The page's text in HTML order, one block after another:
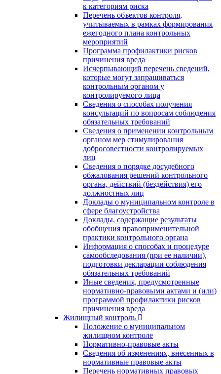
к категориям риска
Перечень объектов контроля,
учитываемых в рамках формирования
ежегодного плана контрольных
мероприятий
Программа профилактики рисков
причинения вреда
Исчерпывающий перечень сведений,
которые могут запрашиваться
контрольным органом у
контролируемого лица
Сведения о способах получения
консультаций по вопросам соблюдения
обязательных требований
Сведения о применении контрольным
органом мер стимулирования
добросовестности контролируемых
лиц
Сведения о порядке досудебного
обжалования решений контрольного
органа, действий (бездействия) его
должностных лиц
Доклады о муниципальном контроле в
сфере благоустройства
Доклады, содержащие результаты
обобщения правоприменительной
практики контрольного органа
Информация о способах и процедуре
самообследования (при ее наличии),
подготовки декларации соблюдения
обязательных требований
Иные сведения, предусмотренные
нормативно-правовыми актами и (или)
программой профилактики рисков
причинения вреда
Жилищный контроль
Положение о муниципальном
жилищном контроле
Нормативно-правовые акты
Сведения об изменениях, внесенных в
нормативные правовые акты
Перечень нормативных правовых